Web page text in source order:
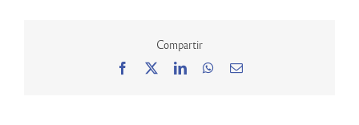
Compartir
Facebook LinkedInWhatsApp
Correo